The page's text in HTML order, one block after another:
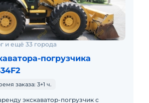
и ещё 33 города
погрузчика
заказа: 3+1 ч.
экскаватор-погрузчик с